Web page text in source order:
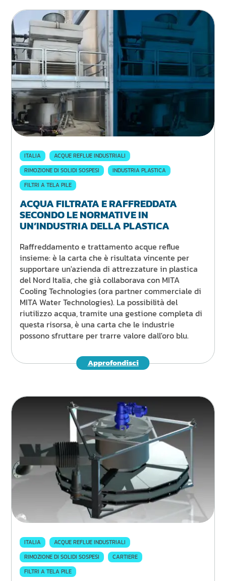
ITALIA
ACQUE REFLUE INDUSTRIALI
RIMOZIONE DI SOLIDI SOSPESI
INDUSTRIA PLASTICA
FILTRI A TELA PILE
ACQUA FILTRATA E RAFFREDDATA
SECONDO LE NORMATIVE IN
UN’INDUSTRIA DELLA PLASTICA
Raffreddamento e trattamento acque reflue
insieme: è la carta che è risultata vincente per
supportare un'azienda di attrezzature in plastica
del Nord Italia, che già collaborava con MITA
Cooling Technologies (ora partner commerciale di
MITA Water Technologies). La possibilità del
riutilizzo acqua, tramite una gestione completa di
questa risorsa, è una carta che le industrie
possono sfruttare per trarre valore dall'oro blu.
Approfondisci
ITALIA
ACQUE REFLUE INDUSTRIALI
RIMOZIONE DI SOLIDI SOSPESI
CARTIERE
FILTRI A TELA PILE